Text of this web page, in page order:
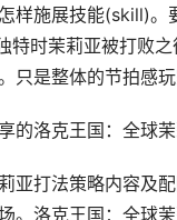
样施展技能(skill)
特时茉莉亚被打败
只是整体的节拍感
的洛克王国：全球
亚打法策略内容及
。洛克王国：全球